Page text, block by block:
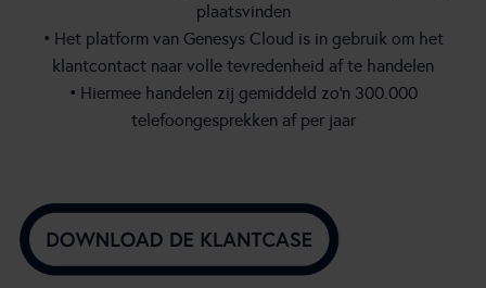
plaatsvinden
• Het platform van Genesys Cloud is in gebruik om het
klantcontact naar volle tevredenheid af te handelen
• Hiermee handelen zij gemiddeld zo’n 300.000
telefoongesprekken af per jaar